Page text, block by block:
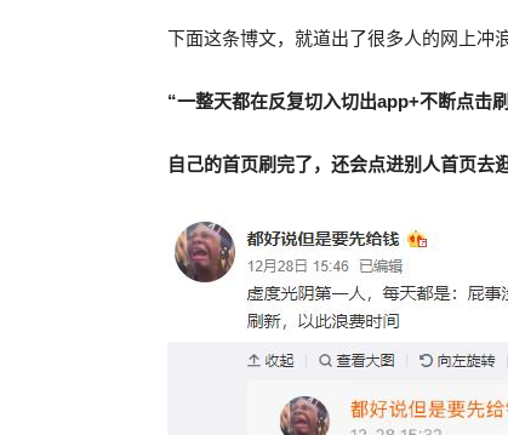
下面这条博文，就道出了很多人的网上冲
“一整天都在反复切入切出app+不断点击刷
自己的首页刷完了，还会点进别人首页去